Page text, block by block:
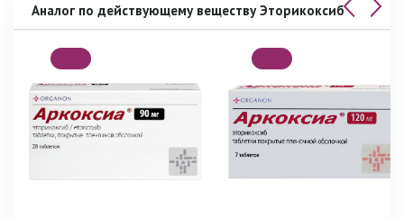
Аналог по действующему веществу Эторикоксиб